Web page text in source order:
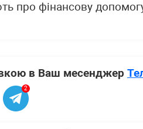
про фінансову
в Ваш месенджер
2